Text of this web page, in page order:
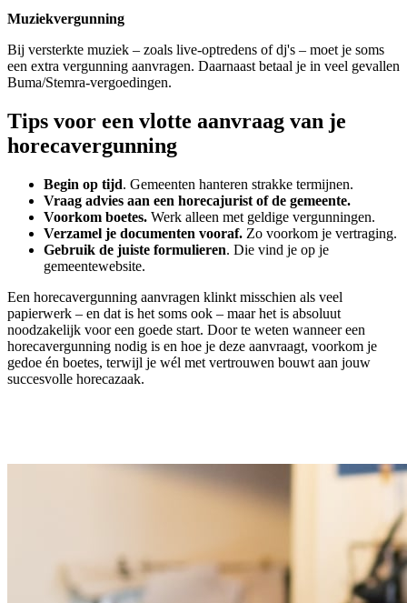
Muziekvergunning
Bij versterkte muziek – zoals live-optredens of dj's – moet je soms
een extra vergunning aanvragen. Daarnaast betaal je in veel gevallen
Buma/Stemra-vergoedingen.
Tips voor een vlotte aanvraag van je
horecavergunning
Begin op tijd. Gemeenten hanteren strakke termijnen.
Vraag advies aan een horecajurist of de gemeente.
Voorkom boetes. Werk alleen met geldige vergunningen.
Verzamel je documenten vooraf. Zo voorkom je vertraging.
Gebruik de juiste formulieren. Die vind je op je
gemeentewebsite.
Een horecavergunning aanvragen klinkt misschien als veel
papierwerk – en dat is het soms ook – maar het is absoluut
noodzakelijk voor een goede start. Door te weten wanneer een
horecavergunning nodig is en hoe je deze aanvraagt, voorkom je
gedoe én boetes, terwijl je wél met vertrouwen bouwt aan jouw
succesvolle horecazaak.